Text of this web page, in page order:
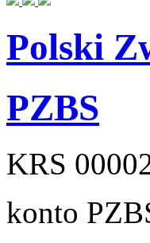
Polski
PZBS
KRS
konto